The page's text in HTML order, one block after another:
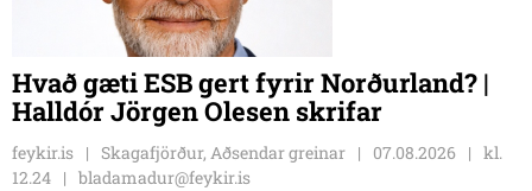
Hvað gæti ESB gert fyrir Norðurland? |
Halldór Jörgen Olesen skrifar
feykir.is Skagafjörður, Aðsendar greinar 07.08.2026
kl.
12.24
bladamadur@feykir.is